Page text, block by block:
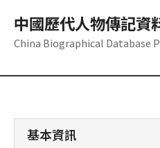
中國歷代人物傳記資
China Biographical Database
基本資訊